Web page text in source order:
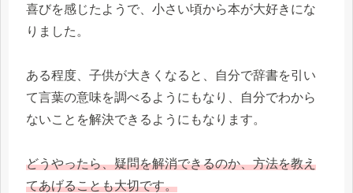
喜びを感じたようで、小さい頃から本が大好きにな
りました。
ある程度、子供が大きくなると、自分で辞書を引い
て言葉の意味を調べるようにもなり、自分でわから
ないことを解決できるようにもなります。
どうやったら、疑問を解消できるのか、方法を教え
てあげることも大切です。